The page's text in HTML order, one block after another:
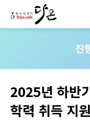
진
2025년 하반
학력 취득 지